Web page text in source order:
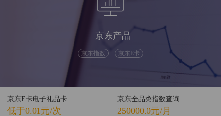
京东产品
京东指数 京东E卡
京东E卡电子礼品卡
低于0.01元/次
京东全品类指数查询
250000.0元/月